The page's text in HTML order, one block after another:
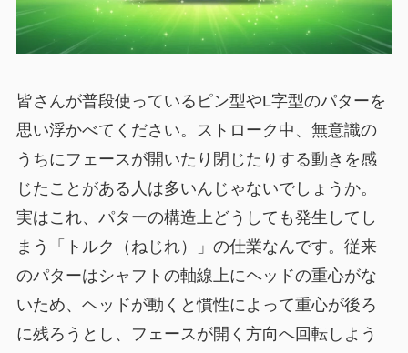
皆さんが普段使っているピン型やL字型のパターを
思い浮かべてください。ストローク中、無意識の
うちにフェースが開いたり閉じたりする動きを感
じたことがある人は多いんじゃないでしょうか。
実はこれ、パターの構造上どうしても発生してし
まう「トルク（ねじれ）」の仕業なんです。従来
のパターはシャフトの軸線上にヘッドの重心がな
いため、ヘッドが動くと慣性によって重心が後ろ
に残ろうとし、フェースが開く方向へ回転しよう